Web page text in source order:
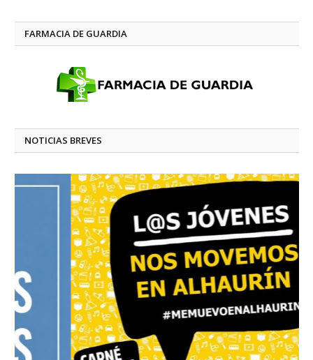
FARMACIA DE GUARDIA
NOTICIAS BREVES